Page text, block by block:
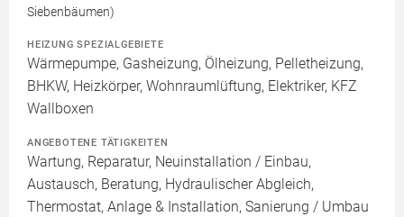
Siebenbäumen)
HEIZUNG SPEZIALGEBIETE
Wärmepumpe, Gasheizung, Ölheizung, Pelletheizung,
BHKW, Heizkörper, Wohnraumlüftung, Elektriker, KFZ
Wallboxen
ANGEBOTENE TÄTIGKEITEN
Wartung, Reparatur, Neuinstallation / Einbau,
Austausch, Beratung, Hydraulischer Abgleich,
Thermostat, Anlage & Installation, Sanierung / Umbau